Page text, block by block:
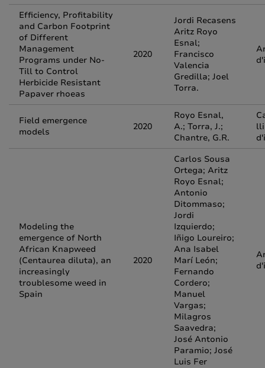
Efficiency, Profitability
and Carbon Footprint
of Different
Management
Programs under No-
Till to Control
Herbicide Resistant
Papaver rhoeas
2020
Jordi Recasens
Aritz Royo
Esnal;
Francisco
Valencia
Gredilla; Joel
Torra.
Field emergence
models
2020
Royo Esnal,
A.; Torra, J.;
Chantre, G.R.
Modeling the
emergence of North
African Knapweed
(Centaurea diluta), an
increasingly
troublesome weed in
Spain
2020
Carlos Sousa
Ortega; Aritz
Royo Esnal;
Antonio
Ditommaso;
Jordi
Izquierdo;
Iñigo Loureiro;
Ana Isabel
Marí León;
Fernando
Cordero;
Manuel
Vargas;
Milagros
Saavedra;
José Antonio
Paramio; José
Luis Fer